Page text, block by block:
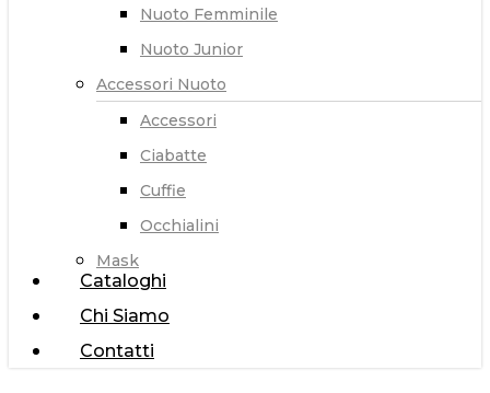
Nuoto Femminile
Nuoto Junior
Accessori Nuoto
Accessori
Ciabatte
Cuffie
Occhialini
Mask
Cataloghi
Chi Siamo
Contatti